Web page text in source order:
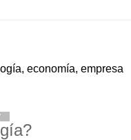
economía, empresa